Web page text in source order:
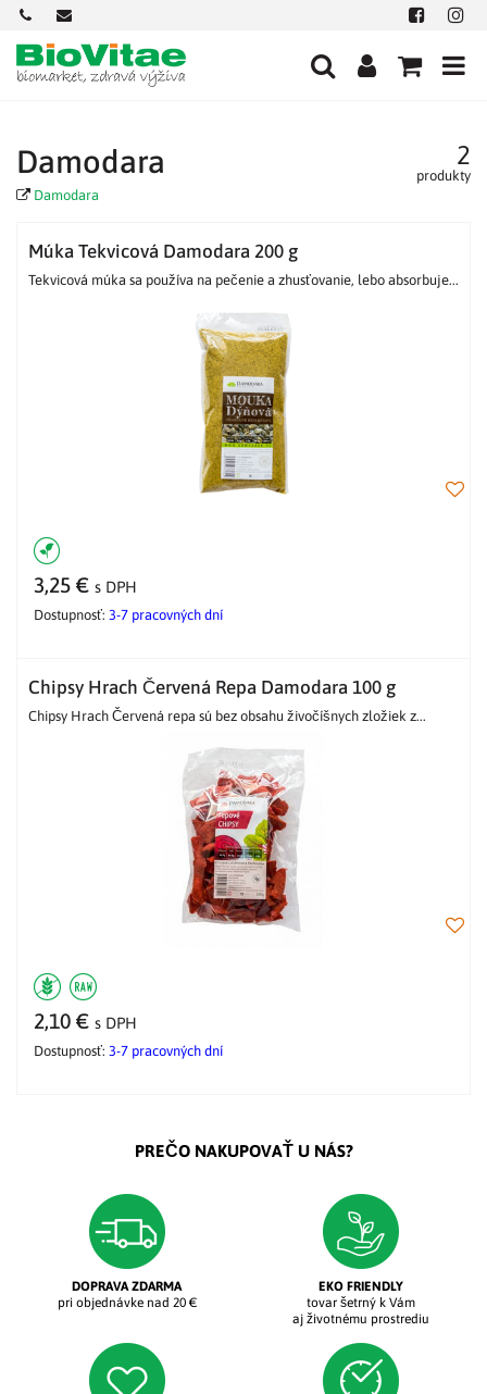
+421
901
712
584
office@biovitae.sk Facebook
Damodara
Damodara
2
produkty
Múka Tekvicová Damodara 200 g
Tekvicová múka sa používa na pečenie a zhusťovanie, lebo absorbuje...
3,25 € s DPH
Dostupnosť: 3-7 pracovných dní
Chipsy Hrach Červená Repa Damodara 100 g
Chipsy Hrach Červená repa sú bez obsahu živočíšnych zložiek z...
2,10 € s DPH
Dostupnosť: 3-7 pracovných dní
PREČO NAKUPOVAŤ U NÁS?
DOPRAVA ZDARMA
pri objednávke nad 20 €
EKO FRIENDLY
tovar šetrný k Vám
aj životnému prostrediu